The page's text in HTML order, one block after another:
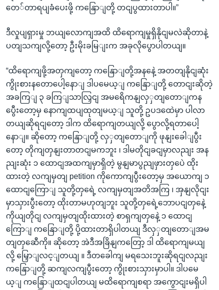
တေ်တာရပျခံပေးဖို့ ကနြောျတို့ တငျပွထားတာပါ။”
ဒီလှုပျရှားမှု ဘယျလောကျအထိ ထိရောကျမှုရှိနိုငျမလဲဆိုတာနဲ့
ပတျသကျလို့တော့ ဦးမိုးခမြျးက အခုလိုပွောပါတယျ။
“ထိရောကျဖို့အတှကျတော့ ကနြောျတို့အနနေဲ့ အတတျနိုငျဆုံး
ကွိုးစားနတောပေါ့နောျ ဒါပမေယ့ျ ကနြောျတို့ တောငျးဆိုတဲ့
အခကြျ ၃ ခကြျသာလြှငျ အမရေိကနျလှှတျတောျကန
ပွေီးတော့မှ နောကျထပျထုတျမယ့ျ သူတို့ ဥပဒထေဲမှာ ပါလာ
တယျဆိုရငျတော့ ဒါက ထိရောကျတယျလို့ ပွောလို့ရတာပေါ့
နောျ။ ဆိုတော့ ကနြောျတို့ လှှတျတောျကို ဖုနျးခေါျပွီး
တော့ တိုကျတှနျးတာတငျမကဘူး ၊ ဒါမတိုငျခငျမှာလညျး အန
ညျးဆုံး ၁ ထောငျအထကျမှာရှိတဲ့ မွနျမာပွညျဖှားတှပေဲ ထိုး
ထားတဲ့ လကျမှတျ petition ကိုကောကျပွီးတော့မှ အယောကျ ၁
ထောငျကြောျ သူတို့တှရေဲ့ လကျမှတျအတိအကြ ၊ အှနျလိုငျး
မှာသှားပွီးတော့ ထိုးတာမဟုတျဘူး သူတို့တှရေဲ့ဘောပငျတှနေဲ့
ကိုယျတိုငျ လကျမှတျထိုးထားတဲ့ စာရှကျတှနေဲ့ ၁ ထောငျ
ကြောျ ကနြောျတို့ ပို့ထားတာရှိပါတယျ ဒီလှှတျတောျအမ
တျတှဆေီကို။ ဆိုတော့ အဲဒီအခြိနျကတြော့ ဒါ ထိရောကျမယျ
လို့ မြှောျလင့ျတယျ ။ ဒီတခေါကျ မရသေးဘူးဆိုရငျလညျး
ကနြောျတို့ ဆကျလကျပွီးတော့ ကွိုးစားသှားမှာပါ။ ဒါပမေ
ယ့ျ ကနြောျထငျပါတယျ မထိရောကျစရာ အကွောငျးမရှိပါ